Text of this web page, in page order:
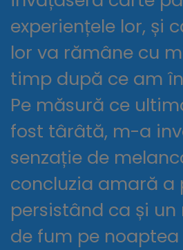
experiențele lor, și
lor va rămâne cu
timp după ce am
Pe măsură ce
fost târâtă, m-a
senzație de
concluzia amară a
persistând ca și
de fum pe